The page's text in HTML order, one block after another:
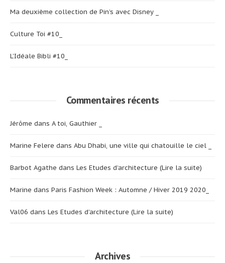
Ma deuxième collection de Pin’s avec Disney _
Culture Toi #10_
L’Idéale Bibli #10_
Commentaires récents
Jérôme dans A toi, Gauthier _
Marine Felere dans Abu Dhabi, une ville qui chatouille le ciel _
Barbot Agathe dans Les Etudes d’architecture (Lire la suite)
Marine dans Paris Fashion Week : Automne / Hiver 2019 2020_
Val06 dans Les Etudes d’architecture (Lire la suite)
Archives